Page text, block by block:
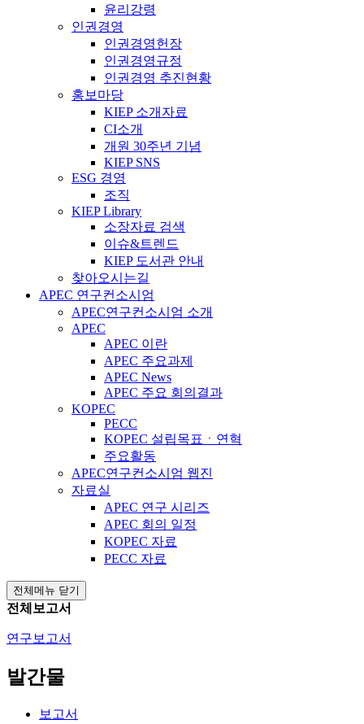
윤리강령
인권경영
인권경영헌장
인권경영규정
인권경영 추진현황
홍보마당
KIEP 소개자료
CI소개
개원 30주년 기념
KIEP SNS
ESG 경영
조직
KIEP Library
소장자료 검색
이슈&트렌드
KIEP 도서관 안내
찾아오시는길
APEC 연구컨소시엄
APEC연구컨소시엄 소개
APEC
APEC 이란
APEC 주요과제
APEC News
APEC 주요 회의결과
KOPEC
PECC
KOPEC 설립목표ㆍ연혁
주요활동
APEC연구컨소시엄 웹진
자료실
APEC 연구 시리즈
APEC 회의 일정
KOPEC 자료
PECC 자료
전체메뉴 닫기
전체보고서
연구보고서
발간물
보고서